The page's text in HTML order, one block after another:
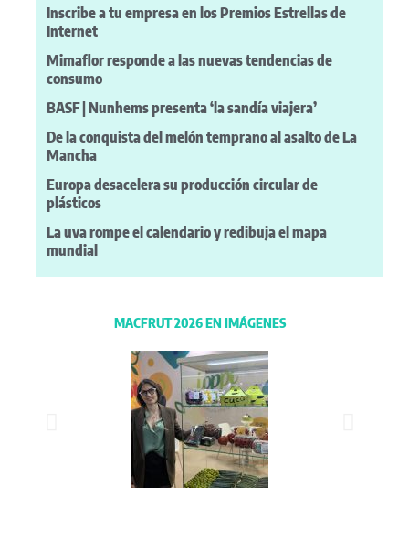
Inscribe a tu empresa en los Premios Estrellas de
Internet
Mimaflor responde a las nuevas tendencias de
consumo
BASF | Nunhems presenta ‘la sandía viajera’
De la conquista del melón temprano al asalto de La
Mancha
Europa desacelera su producción circular de
plásticos
La uva rompe el calendario y redibuja el mapa
mundial
MACFRUT 2026 EN IMÁGENES